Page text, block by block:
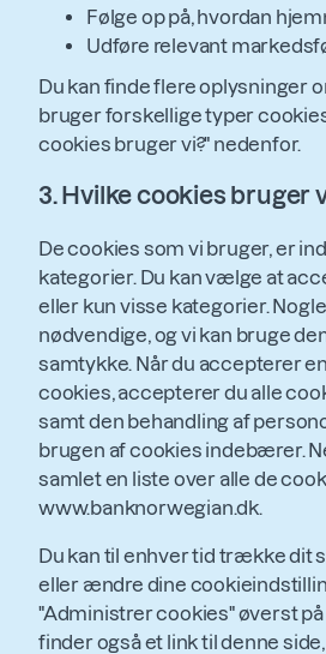
Følge op på, hvordan
Udføre relevant
Du kan finde flere oplysninger
bruger forskellige typer
cookies bruger vi?" nedenfor.
3. Hvilke cookies bruger
De cookies som vi bruger, er
kategorier. Du kan vælge at
eller kun visse kategorier.
nødvendige, og vi kan bruge
samtykke. Når du accepterer
cookies, accepterer du alle
samt den behandling af
brugen af cookies indebærer.
samlet en liste over alle de
www.banknorwegian.dk.
Du kan til enhver tid trække dit
eller ændre dine
"Administrer cookies" øverst på
finder også et link til denne